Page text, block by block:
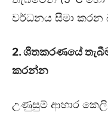
වර්ධනය සීමා කරන
2. ශීතකරණයේ
කරන්න
උණුසුම් ආහාර